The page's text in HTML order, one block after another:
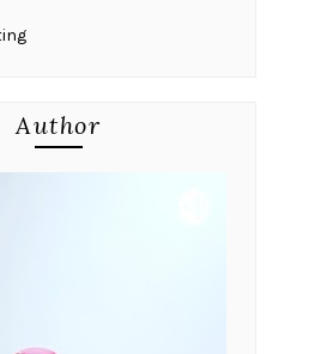
Author